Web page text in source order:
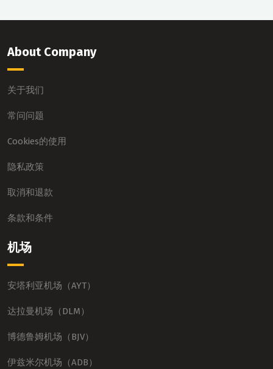
About Company
关于我们
常问问题
Cookies的使用
隐私政策
取消和退款
条款和条件
机场
安塔利亚机场（AYT）
达拉曼机场（DLM）
博德鲁姆机场（BJV）
伊兹米尔机场（ADB）